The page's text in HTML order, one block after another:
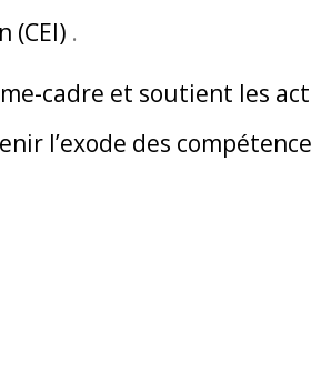
(CEI) .
cadre et soutient les
l’exode des